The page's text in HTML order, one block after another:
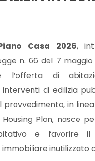
Casa 2026,
n. 66 del 7
l’offerta di
di edilizia
provvedimento, in linea
Plan, nasce
e favorire il
inutilizzato